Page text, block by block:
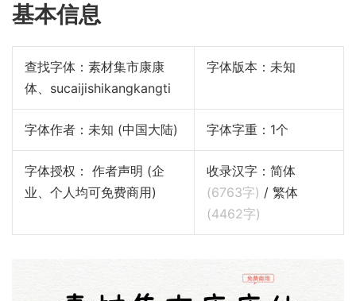
基本信息
查找字体： 素材集市康康
体、sucaijishikangkangti
字体版本：未知
字体作者：未知 (中国大陆) 字体字重：1个
字体授权： 作者声明 (企
业、个人均可免费商用)
收录汉字：简体
(6763字) / 繁体
(4462字)